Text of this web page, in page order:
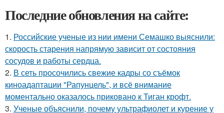
Последние обновления на сайте:
1. Российские ученые из нии имени Семашко выяснили:
скорость старения напрямую зависит от состояния
сосудов и работы сердца.
2. В сеть просочились свежие кадры со съёмок
киноадаптации "Рапунцель", и всё внимание
моментально оказалось приковано к Тиган крофт.
3. Ученые объяснили, почему ультрафиолет и курение у